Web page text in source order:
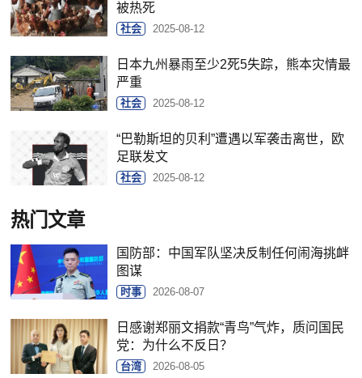
被热死
社会 2025-08-12
日本九州暴雨至少2死5失踪，熊本灾情最
严重
社会 2025-08-12
“巴勒斯坦的贝利”遭遇以军袭击离世，欧
足联发文
社会 2025-08-12
热门文章
国防部：中国军队坚决反制任何闹海挑衅
图谋
时事 2026-08-07
日感谢郑丽文捐款“青鸟”气炸，质问国民
党：为什么不反日？
台湾 2026-08-05